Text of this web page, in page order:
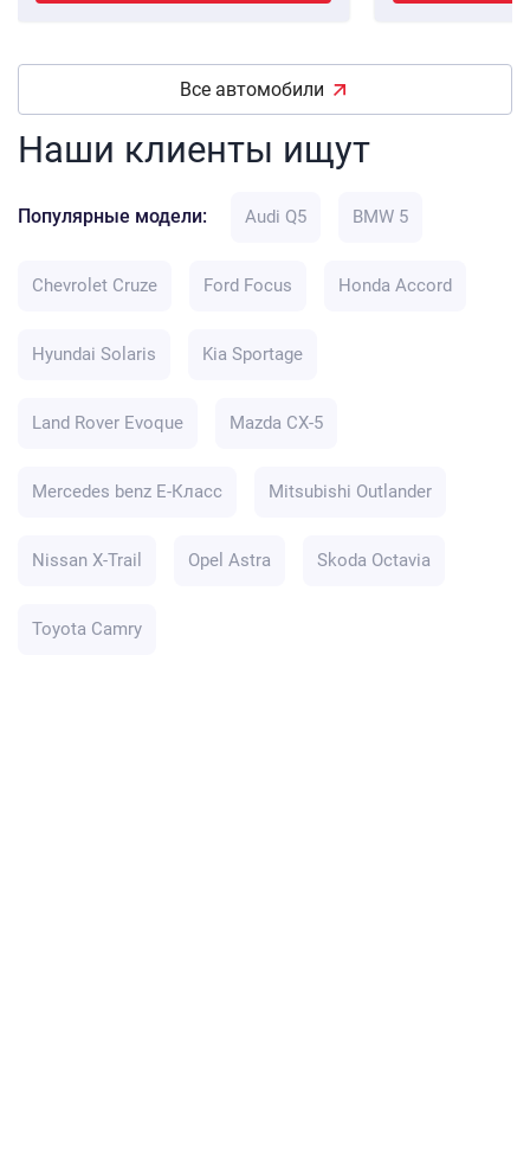
Все автомобили
Наши клиенты ищут
Популярные модели: Audi Q5 BMW 5
Chevrolet Cruze Ford Focus Honda Accord
Hyundai Solaris Kia Sportage
Land Rover Evoque Mazda CX-5
Mercedes benz E-Класс Mitsubishi Outlander
Nissan X-Trail Opel Astra Skoda Octavia
Toyota Camry